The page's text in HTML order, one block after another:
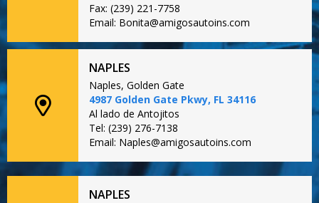
Fax: (239) 221-7758
Email: Bonita@amigosautoins.com
NAPLES
Naples, Golden Gate
4987 Golden Gate Pkwy, FL 34116
Al lado de Antojitos
Tel: (239) 276-7138
Email: Naples@amigosautoins.com
NAPLES